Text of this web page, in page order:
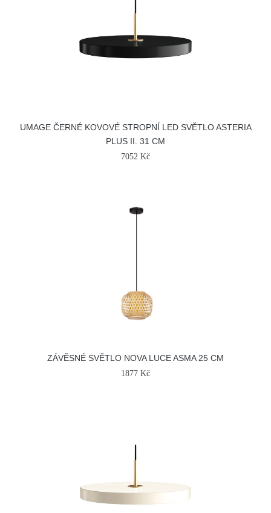
UMAGE ČERNÉ KOVOVÉ STROPNÍ LED SVĚTLO ASTERIA
PLUS II. 31 CM
7052 Kč
ZÁVĚSNÉ SVĚTLO NOVA LUCE ASMA 25 CM
1877 Kč